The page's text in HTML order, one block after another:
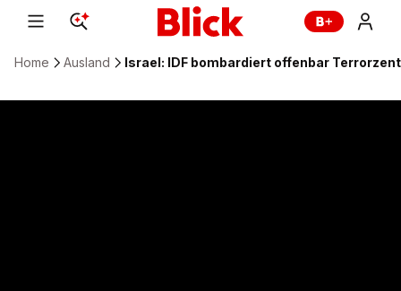
Home Ausland Israel: IDF bombardiert offenbar